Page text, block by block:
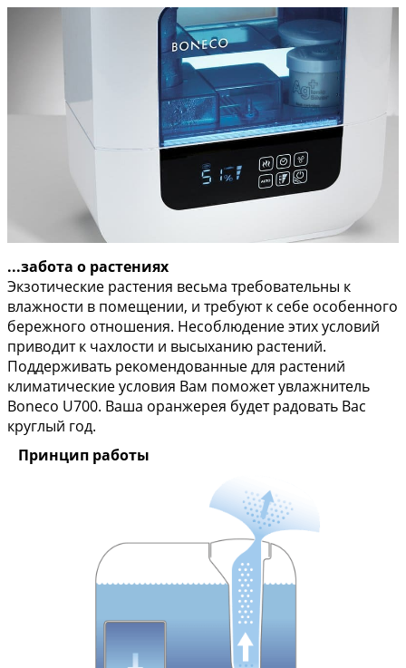
...забота о растениях
Экзотические растения весьма требовательны к
влажности в помещении, и требуют к себе особенного
бережного отношения. Несоблюдение этих условий
приводит к чахлости и высыханию растений.
Поддерживать рекомендованные для растений
климатические условия Вам поможет увлажнитель
Boneco U700. Ваша оранжерея будет радовать Вас
круглый год.
Принцип работы